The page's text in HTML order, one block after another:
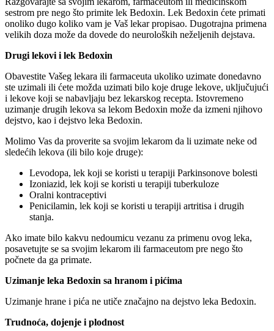
sestrom pre nego što primite lek Bedoxin. Lek Bedoxin ćete primati
onoliko dugo koliko vam je Vaš lekar propisao. Dugotrajna primena
velikih doza može da dovede do neuroloških neželjenih dejstava.
Drugi lekovi i lek Bedoxin
Obavestite Vašeg lekara ili farmaceuta ukoliko uzimate donedavno
ste uzimali ili ćete možda uzimati bilo koje druge lekove, uključujući
i lekove koji se nabavljaju bez lekarskog recepta. Istovremeno
uzimanje drugih lekova sa lekom Bedoxin može da izmeni njihovo
dejstvo, kao i dejstvo leka Bedoxin.
Molimo Vas da proverite sa svojim lekarom da li uzimate neke od
sledećih lekova (ili bilo koje druge):
Levodopa, lek koji se koristi u terapiji Parkinsonove bolesti
Izoniazid, lek koji se koristi u terapiji tuberkuloze
Oralni kontraceptivi
Penicilamin, lek koji se koristi u terapiji artritisa i drugih
stanja.
Ako imate bilo kakvu nedoumicu vezanu za primenu ovog leka,
posavetujte se sa svojim lekarom ili farmaceutom pre nego što
počnete da ga primate.
Uzimanje leka Bedoxin sa hranom i pićima
Uzimanje hrane i pića ne utiče značajno na dejstvo leka Bedoxin.
Trudnoća, dojenje i plodnost